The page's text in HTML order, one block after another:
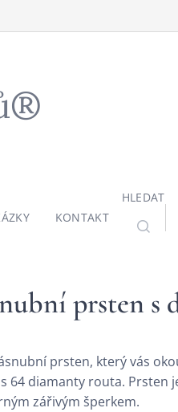
KONTAKT
HLEDAT
prsten s
prsten, který vás
64 diamanty routa. Prsten
zářivým šperkem.